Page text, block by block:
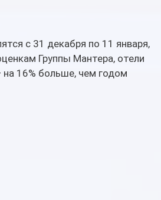
с 31 декабря по 11 января,
Группы Мантера, отели
16% больше, чем годом